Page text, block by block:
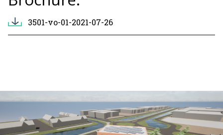
3501-vo-01-2021-07-26